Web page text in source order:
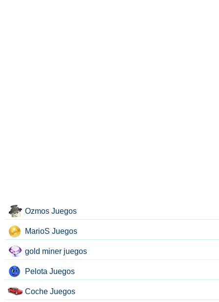
Ozmos Juegos
MarioS Juegos
gold miner juegos
Pelota Juegos
Coche Juegos